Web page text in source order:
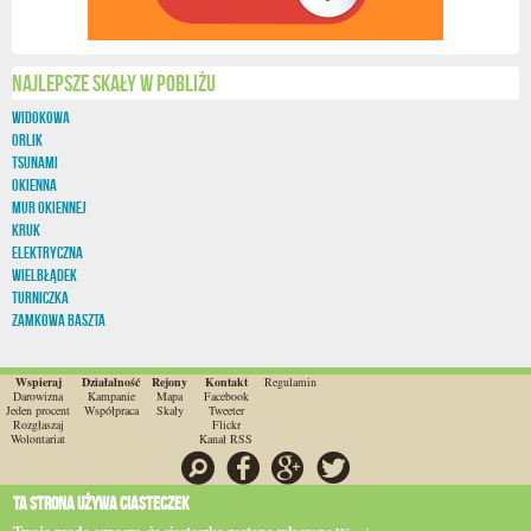
Ta strona używa ciasteczek
Najlepsze skały w pobliżu
Widokowa
Orlik
Tsunami
Okienna
Mur Okiennej
Kruk
Elektryczna
Wielbłądek
Turniczka
Zamkowa Baszta
Wspieraj
Darowizna
Jeden procent
Rozgłaszaj
Wolontariat
Działalność
Kampanie
Współpraca
Rejony
Mapa
Skały
Kontakt
Facebook
Tweeter
Flickr
Kanał RSS
Regulamin
Szukaj Facebook Google
O ile nie jest to stwierdzone inaczej, wszystkie materiały na stronie są dostępne na licencji
Wszystkie znaki towarowe stanowią własność odpowiednich firm.